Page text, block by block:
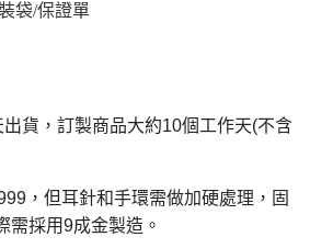
袋/保證單
貨，訂製商品大約10個工作天(不含
，但耳針和手環需做加硬處理，固
需採用9成金製造。